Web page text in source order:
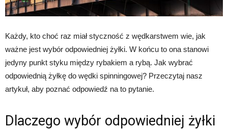
Każdy, kto choć raz miał styczność z wędkarstwem wie, jak
ważne jest wybór odpowiedniej żyłki. W końcu to ona stanowi
jedyny punkt styku między rybakiem a rybą. Jak wybrać
odpowiednią żyłkę do wędki spinningowej? Przeczytaj nasz
artykuł, aby poznać odpowiedź na to pytanie.
Dlaczego wybór odpowiedniej żyłki